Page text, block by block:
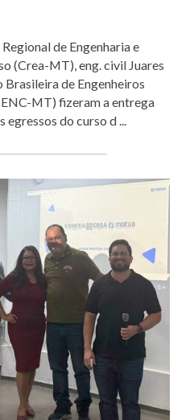
de Engenharia e
(Crea-MT), eng. civil Juares
Brasileira de Engenheiros
MT) fizeram a entrega
do curso d ...